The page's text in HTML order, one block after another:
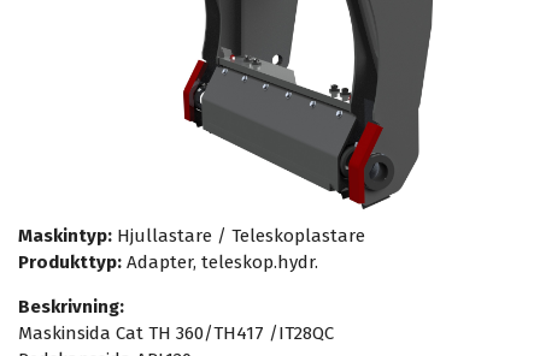
Maskintyp: Hjullastare / Teleskoplastare
Produkttyp: Adapter, teleskop.hydr.
Beskrivning:
Maskinsida Cat TH 360/TH417 /IT28QC